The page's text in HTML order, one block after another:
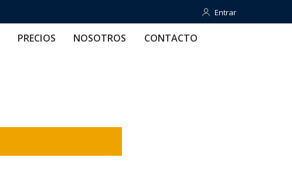
Entrar
Entrar
PRECIOS NOSOTROS CONTACTO